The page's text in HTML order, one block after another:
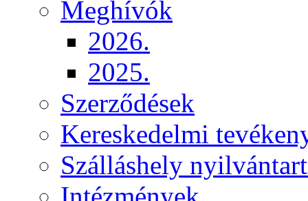
Meghívók
2026.
2025.
Szerződések
Kereskedelmi
Szálláshely